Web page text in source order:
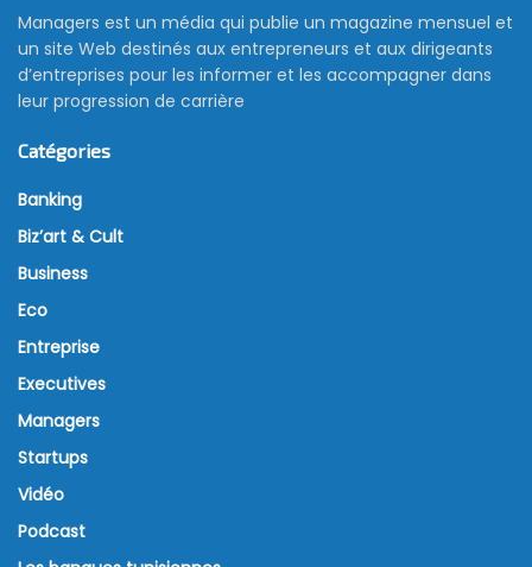
Managers est un média qui publie un magazine mensuel et
un site Web destinés aux entrepreneurs et aux dirigeants
d’entreprises pour les informer et les accompagner dans
leur progression de carrière
Catégories
Banking
Biz’art & Cult
Business
Eco
Entreprise
Executives
Managers
Startups
Vidéo
Podcast